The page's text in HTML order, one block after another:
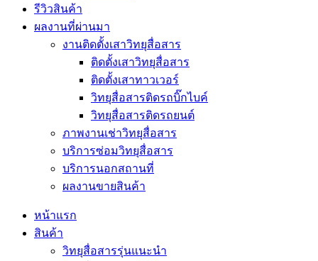
รีวิวสินค้า
ผลงานที่ผ่านมา
งานติดตั้งเสาวิทยุสื่อสาร
ติดตั้งเสาวิทยุสื่อสาร
ติดตั้งเสาทาวเวอร์
วิทยุสื่อสารติดรถบิ๊กไบค์
วิทยุสื่อสารติดรถยนต์
ภาพงานเช่าวิทยุสื่อสาร
บริการซ่อมวิทยุสื่อสาร
บริการนอกสถานที่
ผลงานขายสินค้า
หน้าแรก
สินค้า
วิทยุสื่อสารรุ่นแนะนำ